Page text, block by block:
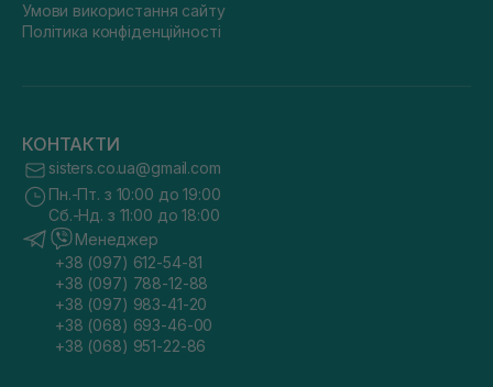
Умови використання сайту
Політика конфіденційності
КОНТАКТИ
sisters.co.ua@gmail.com
Пн.-Пт. з 10:00 до 19:00
Сб.-Нд. з 11:00 до 18:00
Менеджер
+38 (097) 612-54-81
+38 (097) 788-12-88
+38 (097) 983-41-20
+38 (068) 693-46-00
+38 (068) 951-22-86